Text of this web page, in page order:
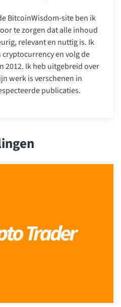
BitcoinWisdom-site ben ik
te zorgen dat alle inhoud
relevant en nuttig is. Ik
en volg de
2012. Ik heb uitgebreid over
werk is verschenen in
publicaties.